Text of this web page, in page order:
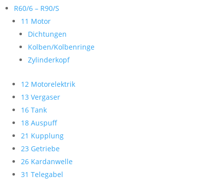
R60/6 – R90/S
11 Motor
Dichtungen
Kolben/Kolbenringe
Zylinderkopf
12 Motorelektrik
13 Vergaser
16 Tank
18 Auspuff
21 Kupplung
23 Getriebe
26 Kardanwelle
31 Telegabel